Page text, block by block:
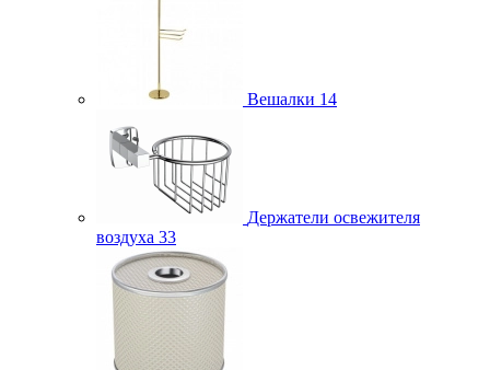
Вешалки 14
Держатели освежителя
воздуха 33